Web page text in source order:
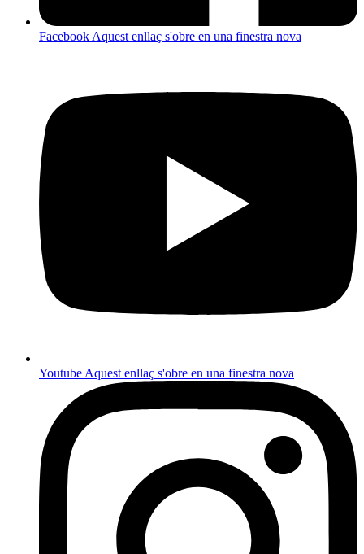
Facebook Aquest enllaç s'obre en una finestra nova
Youtube Aquest enllaç s'obre en una finestra nova